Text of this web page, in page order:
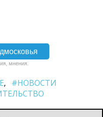
мнения.
#НОВОСТИ